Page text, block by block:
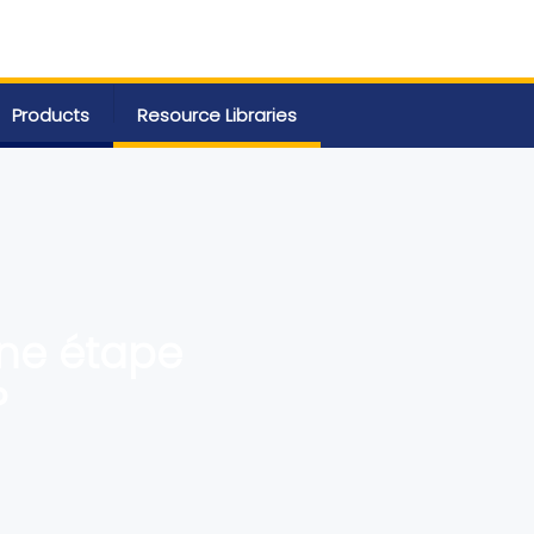
Products Resource Libraries